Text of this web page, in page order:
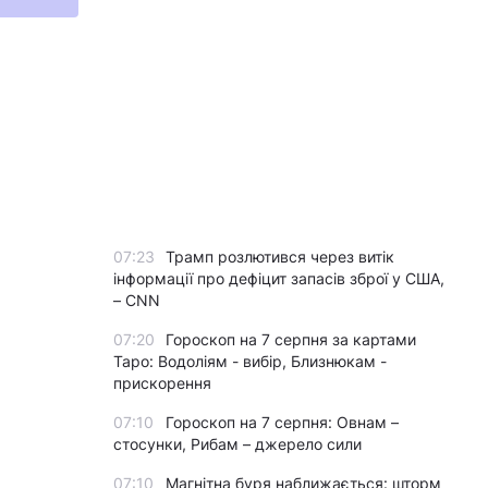
07:23
Трамп розлютився через витік
інформації про дефіцит запасів зброї у США,
– CNN
07:20
Гороскоп на 7 серпня за картами
Таро: Водоліям - вибір, Близнюкам -
прискорення
07:10
Гороскоп на 7 серпня: Овнам –
стосунки, Рибам – джерело сили
07:10 Магнітна буря наближається: шторм